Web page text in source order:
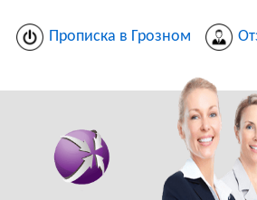
Прописка в Грозном